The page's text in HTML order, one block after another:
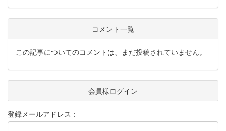
コメント一覧
この記事についてのコメントは、まだ投稿されていません。
会員様ログイン
登録メールアドレス：